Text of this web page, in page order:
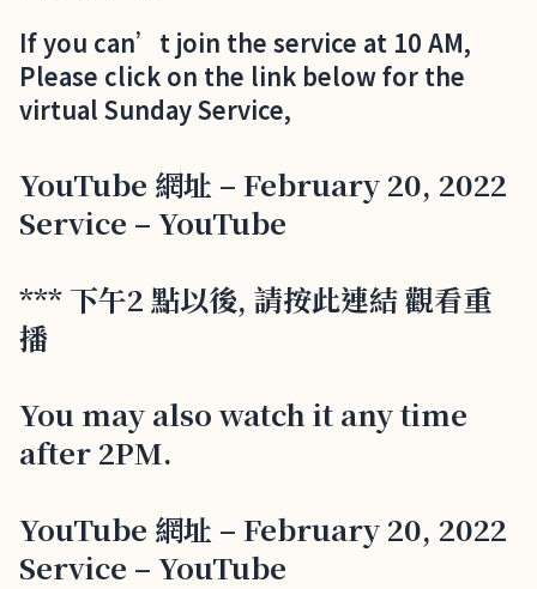
If you can’t join the service at 10 AM,
Please click on the link below for the
virtual Sunday Service,
YouTube 網址 – February 20, 2022
Service – YouTube
*** 下午2 點以後, 請按此連結 觀看重
播
You may also watch it any time
after 2PM.
YouTube 網址 – February 20, 2022
Service – YouTube